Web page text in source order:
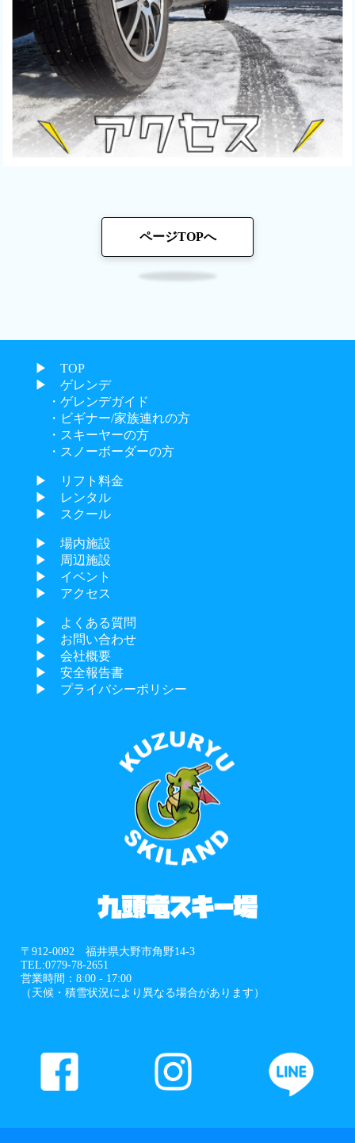
ページTOPへ
▶︎ TOP
▶︎ ゲレンデ
・ゲレンデガイド
・ビギナー/家族連れの方
・スキーヤーの方
・スノーボーダーの方
▶︎ リフト料金
▶︎ レンタル
▶︎ スクール
▶︎ 場内施設
▶︎ 周辺施設
▶︎ イベント
▶︎ アクセス
▶︎ よくある質問
▶︎ お問い合わせ
▶︎ 会社概要
▶︎ 安全報告書
▶︎ プライバシーポリシー
〒912-0092 福井県大野市角野14-3
TEL:0779-78-2651
営業時間：8:00 - 17:00
（天候・積雪状況により異なる場合があります）